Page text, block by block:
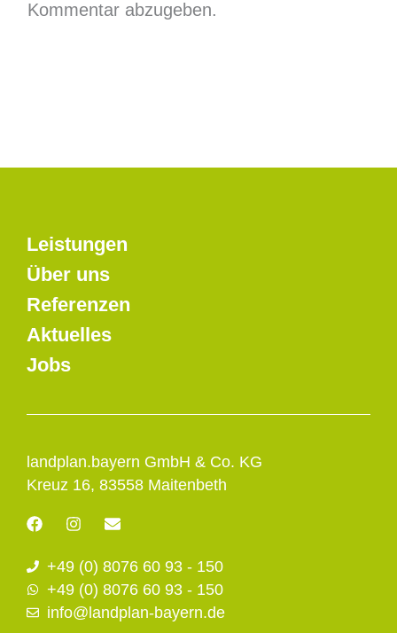
Kommentar abzugeben.
landplan.bayern GmbH & Co. KG
Kreuz 16, 83558 Maitenbeth
F
a
e
b
o
o
I
n
t
a
g
r
E
e
l
o
p
+49 (0) 8076 60 93 - 150
+49 (0) 8076 60 93 - 150
info@landplan-bayern.de
Leistungen
Über uns
Referenzen
Aktuelles
Jobs